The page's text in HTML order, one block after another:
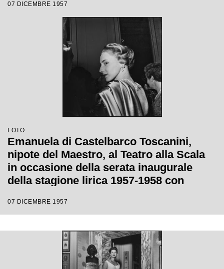
la regia di Margherita Wallmann con la
quale è stata inaugurata la stagione
lirica 1957-1958 del Teatro alla Scala
07 DICEMBRE 1957
FOTO
Emanuela di Castelbarco Toscanini,
nipote del Maestro, al Teatro alla Scala
in occasione della serata inaugurale
della stagione lirica 1957-1958 con
Giuseppe Verdi, diretta da Gianandrea
Wallmann
07 DICEMBRE 1957